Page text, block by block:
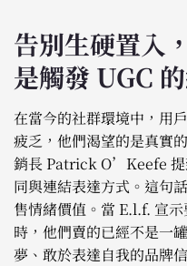
告別生硬置入
是觸發 UGC
在當今的社群環境中，用
疲乏，他們渴望的是真實
銷長 Patrick O’Keefe 提
同與連結表達方式。這句
售情緒價值。當 E.l.f. 宣
時，他們賣的已經不是一
夢、敢於表達自我的品牌